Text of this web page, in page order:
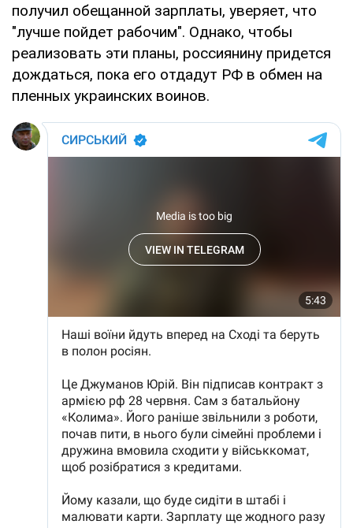
получил обещанной зарплаты, уверяет, что
"лучше пойдет рабочим". Однако, чтобы
реализовать эти планы, россиянину придется
дождаться, пока его отдадут РФ в обмен на
пленных украинских воинов.